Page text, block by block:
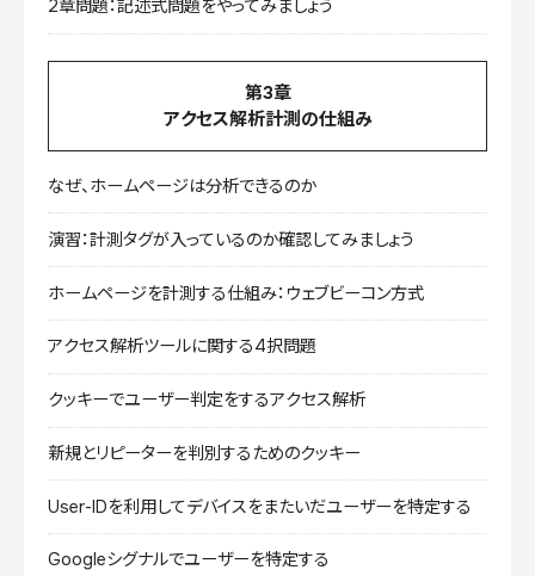
2章問題：記述式問題をやってみましょう
第3章
アクセス解析計測の仕組み
なぜ、ホームページは分析できるのか
演習：計測タグが入っているのか確認してみましょう
ホームページを計測する仕組み：ウェブビーコン方式
アクセス解析ツールに関する4択問題
クッキーでユーザー判定をするアクセス解析
新規とリピーターを判別するためのクッキー
User-IDを利用してデバイスをまたいだユーザーを特定する
Googleシグナルでユーザーを特定する